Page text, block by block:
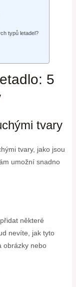
typů letadel?
5
tvary
tvary, jako jsou
umožní snadno
některé
nevíte, jak tyto
obrázky nebo